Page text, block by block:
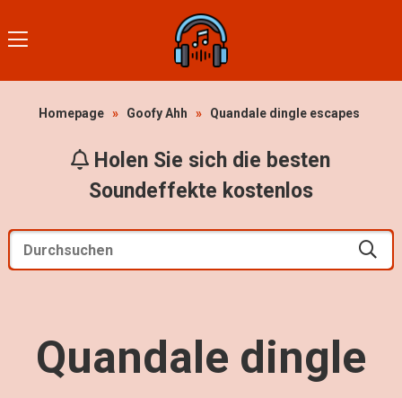
Homepage » Goofy Ahh » Quandale dingle escapes
Holen Sie sich die besten
Soundeffekte kostenlos
Quandale dingle